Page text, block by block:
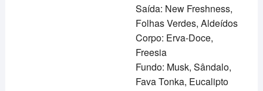
Saída: New Freshness,
Folhas Verdes, Aldeídos
Corpo: Erva-Doce,
Freesia
Fundo: Musk, Sândalo,
Fava Tonka, Eucalipto